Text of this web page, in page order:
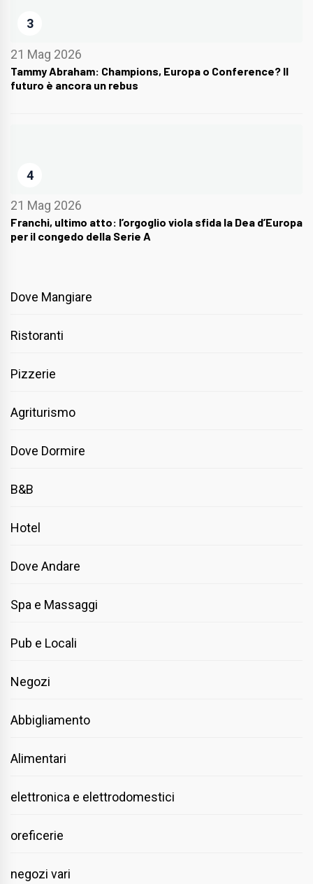
3
21 Mag 2026
Tammy Abraham: Champions, Europa o Conference? Il
futuro è ancora un rebus
4
21 Mag 2026
Franchi, ultimo atto: l’orgoglio viola sfida la Dea d’Europa
per il congedo della Serie A
Dove Mangiare
Ristoranti
Pizzerie
Agriturismo
Dove Dormire
B&B
Hotel
Dove Andare
Spa e Massaggi
Pub e Locali
Negozi
Abbigliamento
Alimentari
elettronica e elettrodomestici
oreficerie
negozi vari